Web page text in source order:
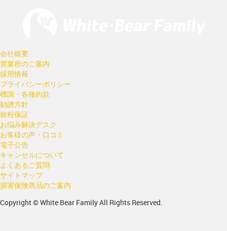
会社概要
営業所のご案内
採用情報
プライバシーポリシー
標識・各種約款
勧誘方針
旅程保証
お悩み解決デスク
お客様の声・口コミ
電子公告
キャンセルについて
よくあるご質問
サイトマップ
損害保険商品のご案内
Copyright © White Bear Family All Rights Reserved.